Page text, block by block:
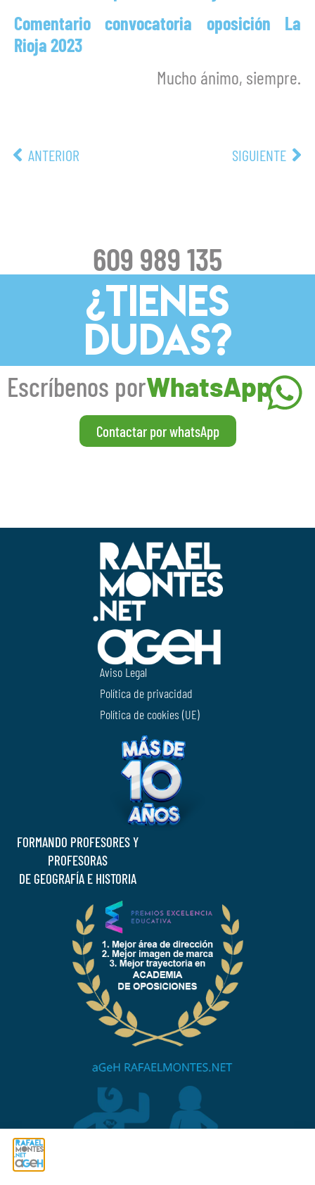
Comentario convocatoria oposición La
Rioja 2023
Mucho ánimo, siempre.
ANTERIOR SIGUIENTE
609 989 135
¿TIENES
DUDAS?
Escríbenos porWhatsApp
Contactar por whatsApp
Aviso Legal
Política de privacidad
Política de cookies (UE)
FORMANDO PROFESORES Y
PROFESORAS
DE GEOGRAFÍA E HISTORIA